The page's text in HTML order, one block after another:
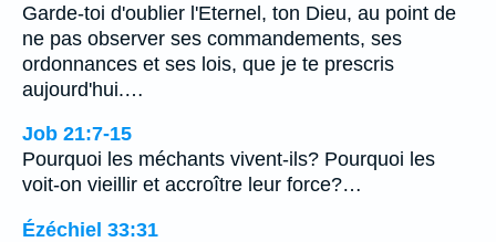
Garde-toi d'oublier l'Eternel, ton Dieu, au point de
ne pas observer ses commandements, ses
ordonnances et ses lois, que je te prescris
aujourd'hui.…
Job 21:7-15
Pourquoi les méchants vivent-ils? Pourquoi les
voit-on vieillir et accroître leur force?…
Ézéchiel 33:31